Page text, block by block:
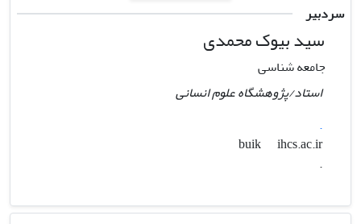
سردبیر
سید بیوک محمدی
جامعه شناسی
استاد/پژوهشگاه علوم انسانی
.
buik
ihcs.ac.ir
.